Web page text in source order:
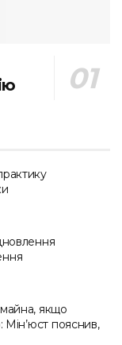
якщо
Мін’юст пояснив,